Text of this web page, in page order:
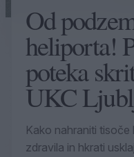
Od
heliporta!
poteka
UKC
Kako nahraniti tisoče
zdravila in hkrati